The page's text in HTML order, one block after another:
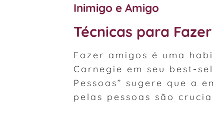
Inimigo e Amigo
Técnicas para
Fazer amigos é uma
Carnegie em seu best-
Pessoas” sugere que a
pelas pessoas são